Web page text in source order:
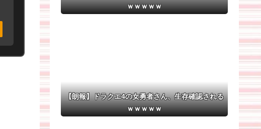
ｗｗｗｗｗ
【朗報】ドラクエ4の女勇者さん、生存確認される
ｗｗｗｗｗ